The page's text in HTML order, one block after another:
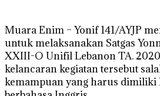
Muara Enim – Yonif 141/AYJP
untuk melaksanakan Satgas
XXIII-O Unifil Lebanon TA.
kelancaran kegiatan tersebut
kemampuan yang harus dimiliki